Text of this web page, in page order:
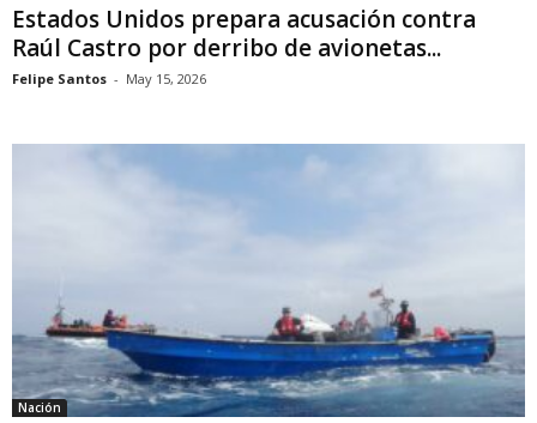
Estados Unidos prepara acusación contra
Raúl Castro por derribo de avionetas...
Felipe Santos - May 15, 2026
Nación